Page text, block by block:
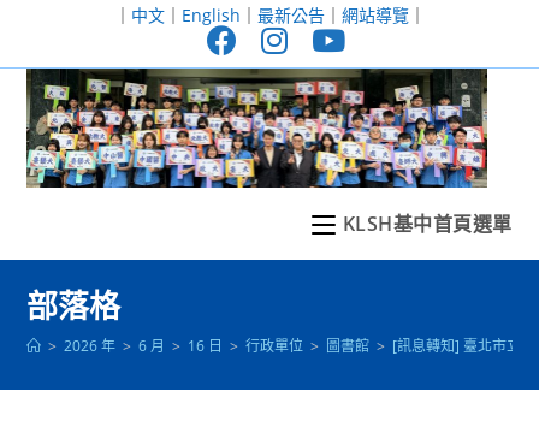
至
｜ 中文｜ English ｜ 最新公告｜ 網站導覽｜
KLSH基中首頁選單
部落格
> 2026 年 > 6 月 > 16 日 > 行政單位 > 圖書館 > [訊息轉知] 臺北市立